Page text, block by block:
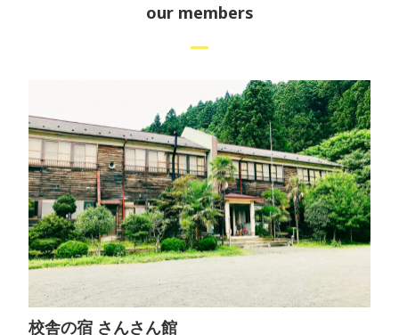
our members
校舎の宿 さんさん館